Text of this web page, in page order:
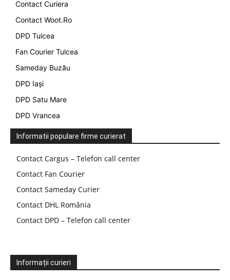
Contact Curiera
Contact Woot.Ro
DPD Tulcea
Fan Courier Tulcea
Sameday Buzău
DPD Iași
DPD Satu Mare
DPD Vrancea
Informatii populare firme curierat
Contact Cargus – Telefon call center
Contact Fan Courier
Contact Sameday Curier
Contact DHL România
Contact DPD – Telefon call center
Informații curieri